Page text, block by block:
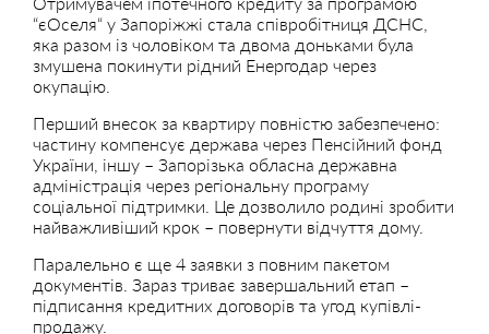
“єОселя“ у Запоріжжі стала співробітниця ДСНС,
яка разом із чоловіком та двома доньками була
змушена покинути рідний Енергодар через
окупацію.
Перший внесок за квартиру повністю забезпечено:
частину компенсує держава через Пенсійний фонд
України, іншу – Запорізька обласна державна
адміністрація через регіональну програму
соціальної підтримки. Це дозволило родині зробити
найважливіший крок – повернути відчуття дому.
Паралельно є ще 4 заявки з повним пакетом
документів. Зараз триває завершальний етап –
підписання кредитних договорів та угод купівлі-
продажу.